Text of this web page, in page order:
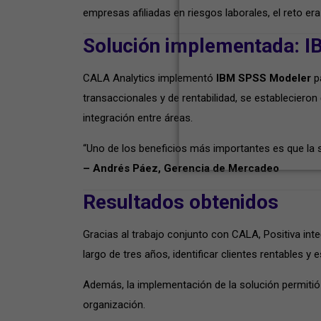
empresas afiliadas en riesgos laborales, el reto
Solución implementada:
CALA Analytics implementó IBM SPSS Modeler
transaccionales y de rentabilidad, se
integración entre áreas.
“Uno de los beneficios más importantes es que
– Andrés Páez, Gerencia de Mercadeo
Resultados obtenidos
Gracias al trabajo conjunto con CALA, Positiva
largo de tres años, identificar clientes rentables y
Además, la implementación de la solución
organización.